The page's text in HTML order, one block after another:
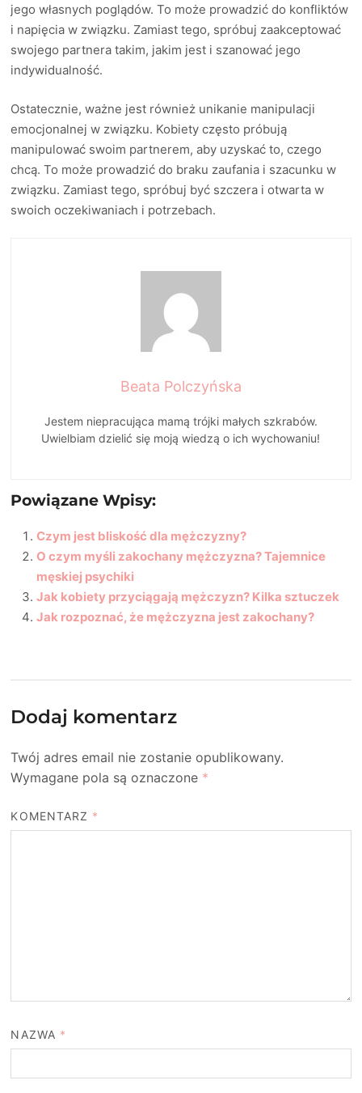
jego własnych poglądów. To może prowadzić do konfliktów
i napięcia w związku. Zamiast tego, spróbuj zaakceptować
swojego partnera takim, jakim jest i szanować jego
indywidualność.
Ostatecznie, ważne jest również unikanie manipulacji
emocjonalnej w związku. Kobiety często próbują
manipulować swoim partnerem, aby uzyskać to, czego
chcą. To może prowadzić do braku zaufania i szacunku w
związku. Zamiast tego, spróbuj być szczera i otwarta w
swoich oczekiwaniach i potrzebach.
Beata Polczyńska
Jestem niepracująca mamą trójki małych szkrabów.
Uwielbiam dzielić się moją wiedzą o ich wychowaniu!
Powiązane Wpisy:
Czym jest bliskość dla mężczyzny?
O czym myśli zakochany mężczyzna? Tajemnice
męskiej psychiki
Jak kobiety przyciągają mężczyzn? Kilka sztuczek
Jak rozpoznać, że mężczyzna jest zakochany?
Dodaj komentarz
Twój adres email nie zostanie opublikowany.
Wymagane pola są oznaczone *
KOMENTARZ *
NAZWA *